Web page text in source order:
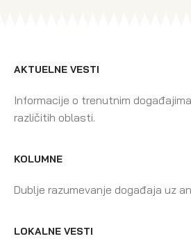
AKTUELNE VESTI
Informacije o trenutnim
različitih oblasti.
KOLUMNE
Dublje razumevanje događaja uz
LOKALNE VESTI